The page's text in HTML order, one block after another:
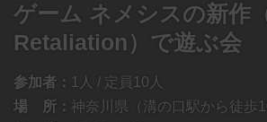
ゲーム ネメシスの新作
Retaliation）で遊ぶ会
参加者： 1人 / 定員10人
場 所： 神奈川県（溝の口駅から徒歩